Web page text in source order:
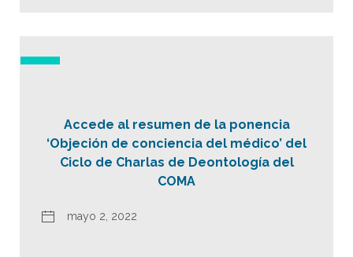
Accede al resumen de la ponencia
‘Objeción de conciencia del médico’ del
Ciclo de Charlas de Deontología del
COMA
mayo 2, 2022